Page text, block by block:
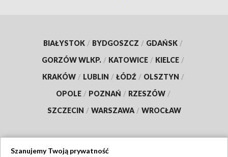
BIAŁYSTOK / BYDGOSZCZ / GDAŃSK /
GORZÓW WLKP. / KATOWICE / KIELCE /
KRAKÓW / LUBLIN / ŁÓDŹ / OLSZTYN /
OPOLE / POZNAŃ / RZESZÓW /
SZCZECIN / WARSZAWA / WROCŁAW
Szanujemy Twoją prywatność